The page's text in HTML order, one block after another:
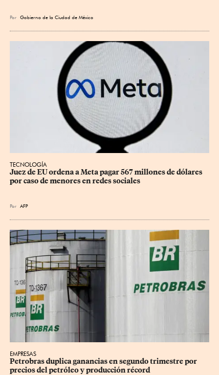
Por Gobierno de la Ciudad de México
TECNOLOGÍA
Juez de EU ordena a Meta pagar 567 millones de dólares
por caso de menores en redes sociales
Por AFP
EMPRESAS
Petrobras duplica ganancias en segundo trimestre por
precios del petróleo y producción récord